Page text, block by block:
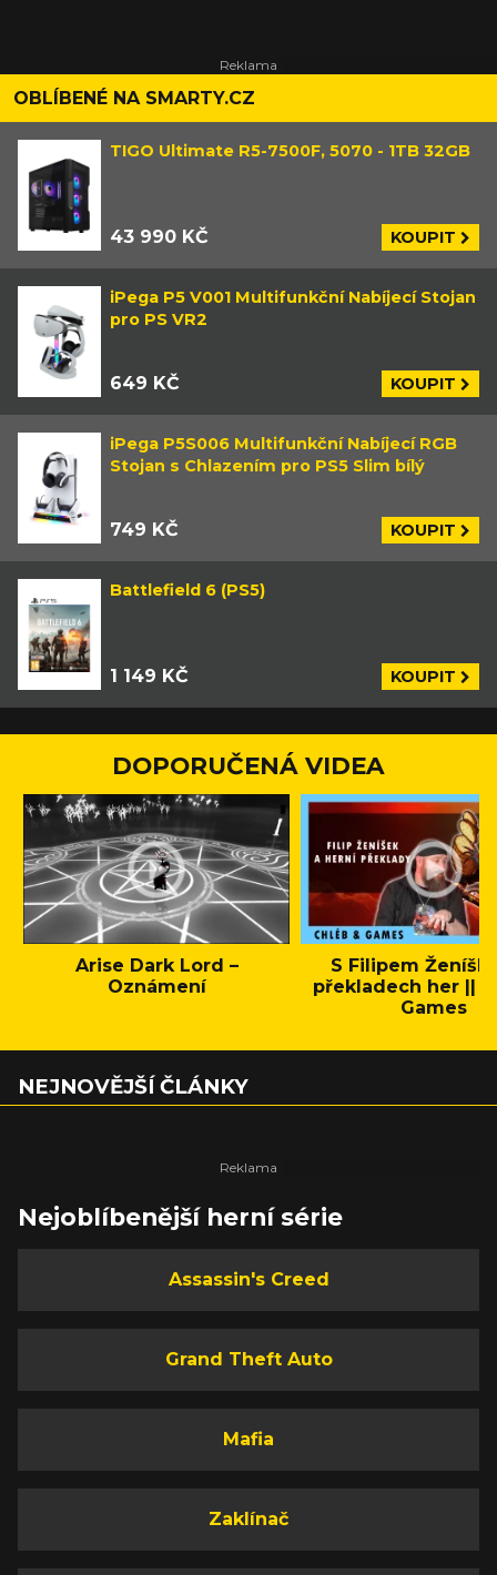
OBLÍBENÉ NA SMARTY.CZ
TIGO Ultimate R5-7500F, 5070 - 1TB 32GB
43 990 KČ KOUPIT
iPega P5 V001 Multifunkční Nabíjecí Stojan
pro PS VR2
649 KČ KOUPIT
iPega P5S006 Multifunkční Nabíjecí RGB
Stojan s Chlazením pro PS5 Slim bílý
749 KČ KOUPIT
Battlefield 6 (PS5)
1 149 KČ KOUPIT
DOPORUČENÁ VIDEA
Arise Dark Lord –
Oznámení
S Filipem
překladech her ||
Games
NEJNOVĚJŠÍ ČLÁNKY
Nejoblíbenější herní série
Assassin's Creed
Grand Theft Auto
Mafia
Zaklínač